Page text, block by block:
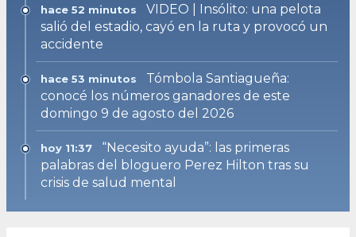
hace 52 minutos
VIDEO | Insólito: una pelota
salió del estadio, cayó en la ruta y provocó un
accidente
hace 53 minutos
Tómbola Santiagueña:
conocé los números ganadores de este
domingo 9 de agosto del 2026
hoy 11:37
“Necesito ayuda”: las primeras
palabras del bloguero Perez Hilton tras su
crisis de salud mental